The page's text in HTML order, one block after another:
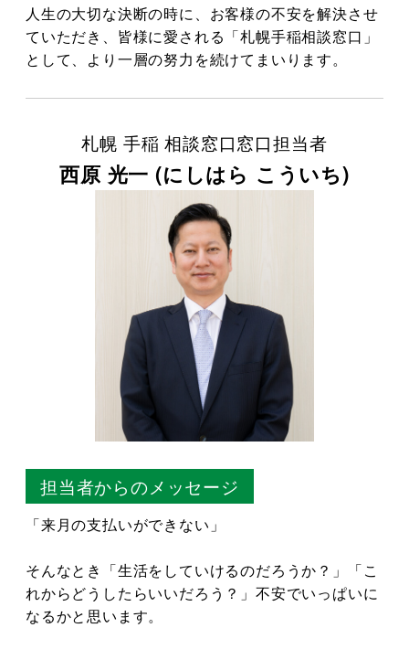
人生の大切な決断の時に、お客様の不安を解決させ
ていただき、皆様に愛される「札幌手稲相談窓口」
として、より一層の努力を続けてまいります。
札幌 手稲 相談窓口窓口担当者
西原 光一 (にしはら こういち)
担当者からのメッセージ
「来月の支払いができない」
そんなとき「生活をしていけるのだろうか？」「こ
れからどうしたらいいだろう？」不安でいっぱいに
なるかと思います。